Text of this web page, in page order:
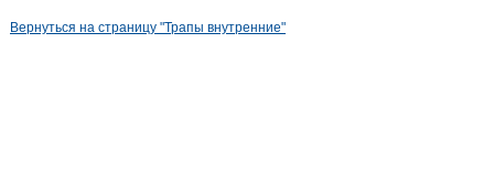
Вернуться на страницу "Трапы внутренние"